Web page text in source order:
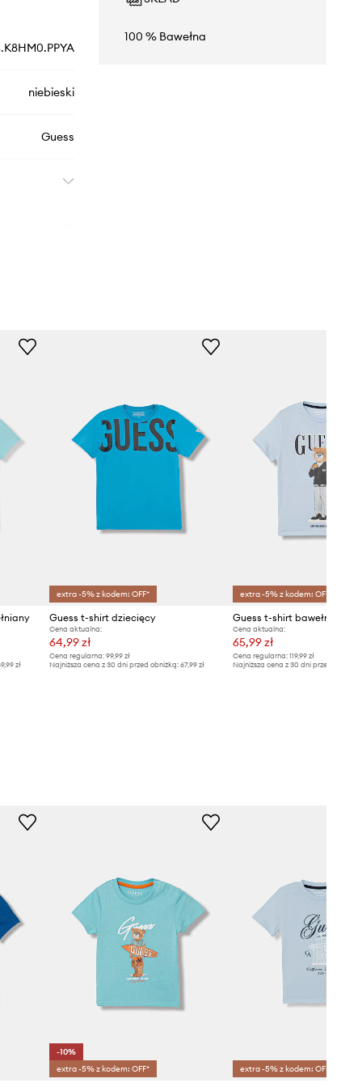
niebieski
Guess
100 % Bawełna
zł
extra -5% z kodem: OFF*
Guess t-shirt dziecięcy
Cena aktualna:
64,99 zł
Cena regularna:99,99 zł
Najniższa cena z 30 dni przed obniżką:67,99 zł
extra -5% z kodem: OFF*
Guess t-shirt bawełniany
Cena aktualna:
65,99 zł
Cena regularna: 119,99 zł
Najniższa cena z 30 dni przed obniżką:
-10%
extra -5% z kodem: OFF*
extra -5% z kodem: OFF*